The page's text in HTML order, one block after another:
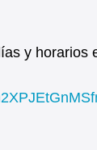
y horarios